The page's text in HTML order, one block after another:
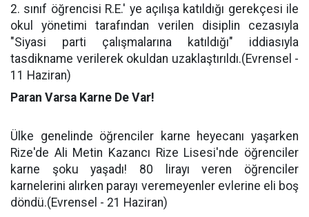
2. sınıf öğrencisi R.E.' ye açılışa katıldığı gerekçesi ile
okul yönetimi tarafından verilen disiplin cezasıyla
"Siyasi parti çalışmalarına katıldığı" iddiasıyla
tasdikname verilerek okuldan uzaklaştırıldı.(Evrensel -
11 Haziran)
Paran Varsa Karne De Var!
Ülke genelinde öğrenciler karne heyecanı yaşarken
Rize'de Ali Metin Kazancı Rize Lisesi'nde öğrenciler
karne şoku yaşadı! 80 lirayı veren öğrenciler
karnelerini alırken parayı veremeyenler evlerine eli boş
döndü.(Evrensel - 21 Haziran)